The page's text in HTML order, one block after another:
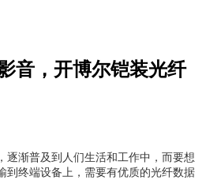
音，开博尔铠装光纤
逐渐普及到人们生活和工作中，而要想
到终端设备上，需要有优质的光纤数据